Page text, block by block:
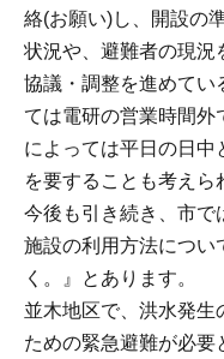
絡(お願い)し、開設の
状況や、避難者の現況
協議・調整を進めてい
ては電研の営業時間外
によっては平日の日中
を要することも考えら
今後も引き続き、市で
施設の利用方法につい
く。』とあります。
並木地区で、洪水発生
ための緊急避難が必要